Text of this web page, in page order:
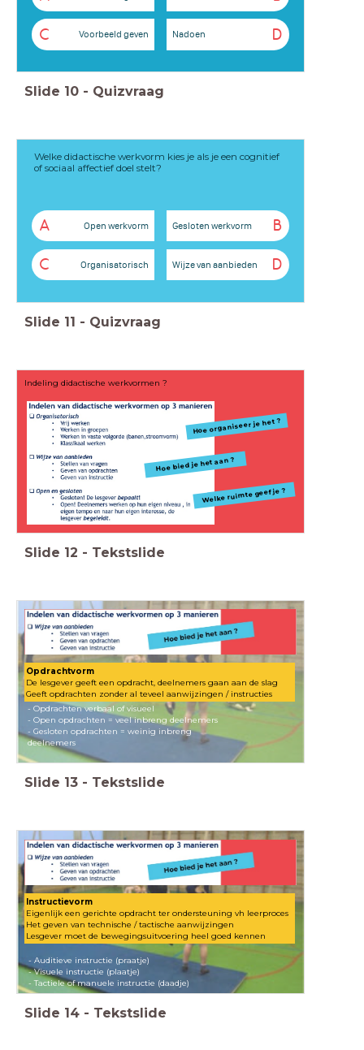
C Voorbeeld geven D
Nadoen
Slide 10 - Quizvraag
Welke didactische werkvorm kies je als je een cognitief
of sociaal affectief doel stelt?
A Open werkvorm B
Gesloten werkvorm
C Organisatorisch D
Wijze van aanbieden
Slide 11 - Quizvraag
Indeling didactische werkvormen ?
Hoe organiseer je het ?
Hoe bied je het aan ?
Welke ruimte geef je ?
Slide 12 - Tekstslide
Opdrachtvorm
De lesgever geeft een opdracht, deelnemers gaan aan de slag
Geeft opdrachten zonder al teveel aanwijzingen / instructies
- Opdrachten verbaal of visueel
- Open opdrachten = veel inbreng deelnemers
- Gesloten opdrachten = weinig inbreng
deelnemers
Slide 13 - Tekstslide
Instructievorm
Eigenlijk een gerichte opdracht ter ondersteuning vh leerproces
Het geven van technische / tactische aanwijzingen
Lesgever moet de bewegingsuitvoering heel goed kennen
- Auditieve instructie (praatje)
- Visuele instructie (plaatje)
- Tactiele of manuele instructie (daadje)
Slide 14 - Tekstslide